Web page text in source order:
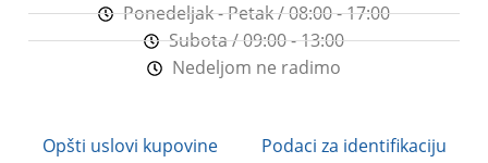
Ponedeljak - Petak / 08:00 - 17:00
Subota / 09:00 - 13:00
Nedeljom ne radimo
Opšti uslovi kupovine Podaci za identifikaciju